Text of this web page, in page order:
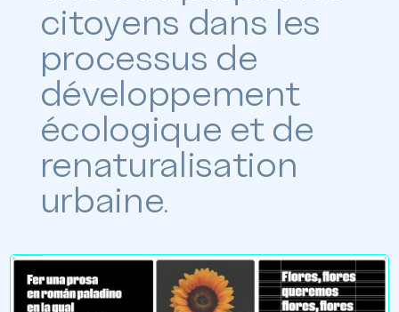
citoyens dans les
processus de
développement
écologique et de
renaturalisation
urbaine.